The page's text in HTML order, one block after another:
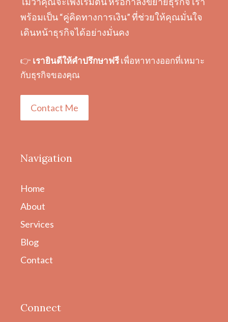
พร้อมเป็น “คู่คิดทางการเงิน” ที่ช่วยให้คุณมั่นใจ
เดินหน้าธุรกิจได้อย่างมั่นคง
👉 เรายินดีให้คำปรึกษาฟรีเพื่อหาทางออกที่เหมาะ
กับธุรกิจของคุณ
Contact Me
Navigation
Home
About
Services
Blog
Contact
Connect